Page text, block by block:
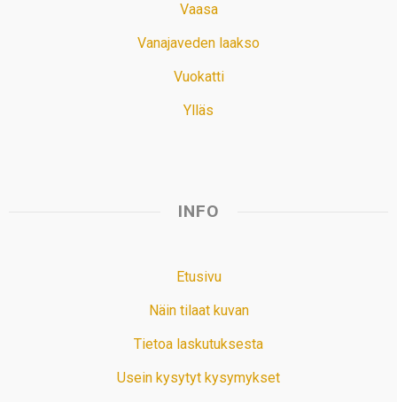
Vaasa
Vanajaveden laakso
Vuokatti
Ylläs
INFO
Etusivu
Näin tilaat kuvan
Tietoa laskutuksesta
Usein kysytyt kysymykset